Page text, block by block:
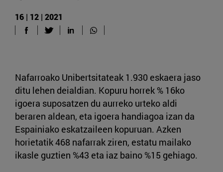
16 | 12 | 2021
Nafarroako Unibertsitateak 1.930 eskaera jaso
ditu lehen deialdian. Kopuru horrek % 16ko
igoera suposatzen du aurreko urteko aldi
beraren aldean, eta igoera handiagoa izan da
Espainiako eskatzaileen kopuruan. Azken
horietatik 468 nafarrak ziren, estatu mailako
ikasle guztien %43 eta iaz baino %15 gehiago.